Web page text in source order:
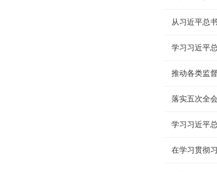
从习近平总
学习习近平
推动各类监
落实五次全
学习习近平
在学习贯彻